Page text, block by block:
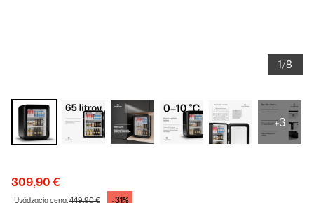
1/8
+3
309,90 €
Uvádzacia cena:449,90 € -31%